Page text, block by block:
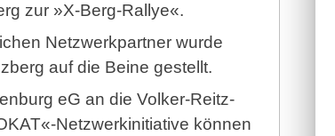
zur »X-Berg-Rallye«.
Netzwerkpartner wurde
auf die Beine gestellt.
eG an die Volker-Reitz-
Netzwerkinitiative können